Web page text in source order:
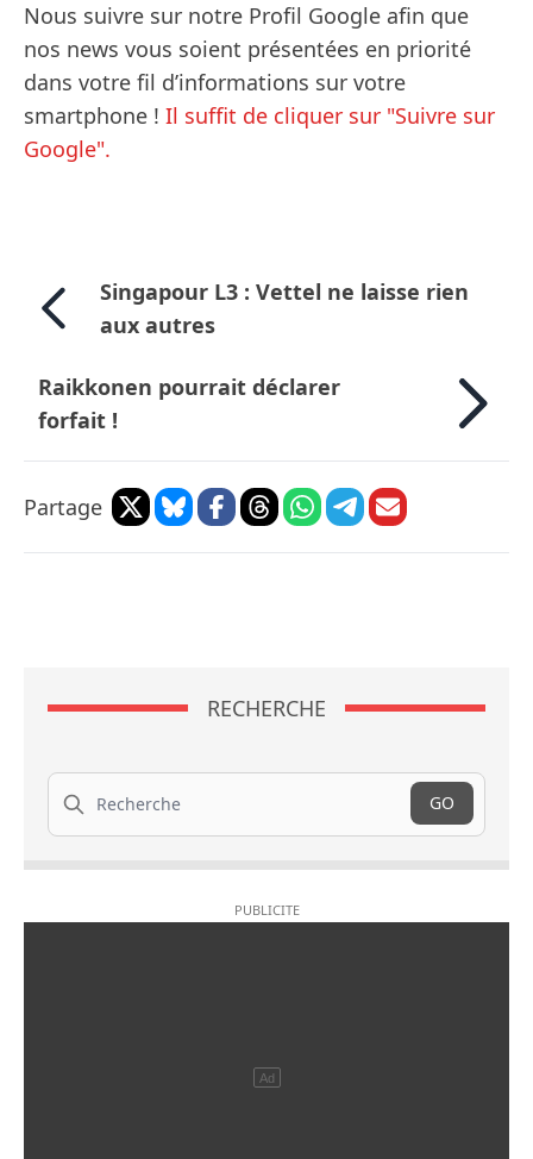
Nous suivre sur notre Profil Google afin que
nos news vous soient présentées en priorité
dans votre fil d’informations sur votre
smartphone ! Il suffit de cliquer sur "Suivre sur
Google".
Singapour L3 : Vettel ne laisse rien
aux autres
Raikkonen pourrait déclarer
forfait !
Partage
RECHERCHE
Recherche
GO